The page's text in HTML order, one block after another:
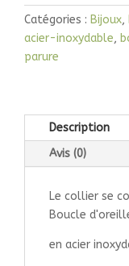
Parure
Bijoux
Chouette
Catégories : Bijoux,
acier-inoxydable,
parure
Description
Avis (0)
Le collier se
Boucle
en acier